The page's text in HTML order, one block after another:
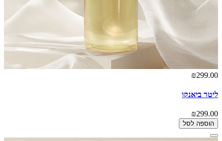
₪299.00
ליטר ביאנקו
₪299.00
הוספה לסל